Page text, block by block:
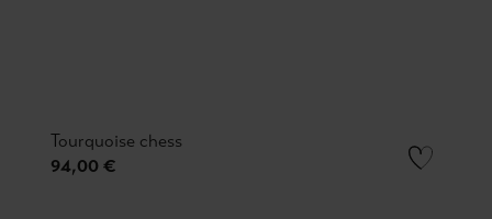
Tourquoise chess
94,00 €